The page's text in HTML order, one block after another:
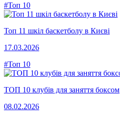
#Топ 10
Топ 11 шкіл баскетболу в Києві
17.03.2026
#Топ 10
ТОП 10 клубів для заняття боксом
08.02.2026